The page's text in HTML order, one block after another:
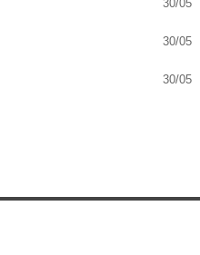
30/05
30/05
30/05